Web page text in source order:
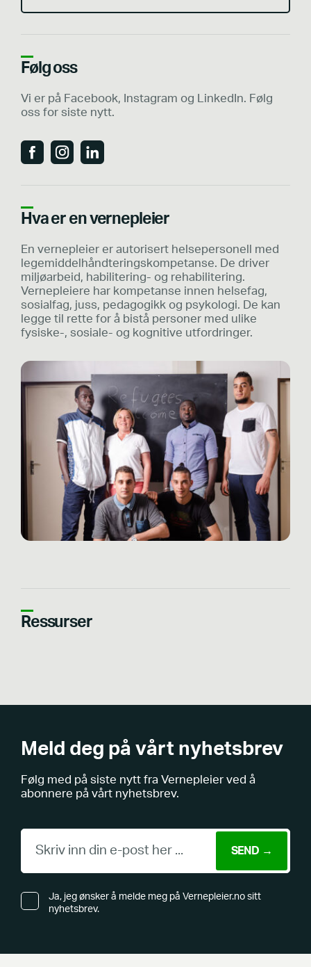
Følg oss
Vi er på Facebook, Instagram og LinkedIn. Følg
oss for siste nytt.
Hva er en vernepleier
En vernepleier er autorisert helsepersonell med
legemiddelhåndteringskompetanse. De driver
miljøarbeid, habilitering- og rehabilitering.
Vernepleiere har kompetanse innen helsefag,
sosialfag, juss, pedagogikk og psykologi. De kan
legge til rette for å bistå personer med ulike
fysiske-, sosiale- og kognitive utfordringer.
Ressurser
Meld deg på vårt nyhetsbrev
Følg med på siste nytt fra Vernepleier ved å
abonnere på vårt nyhetsbrev.
Ja, jeg ønsker å melde meg på Vernepleier.no sitt
nyhetsbrev.